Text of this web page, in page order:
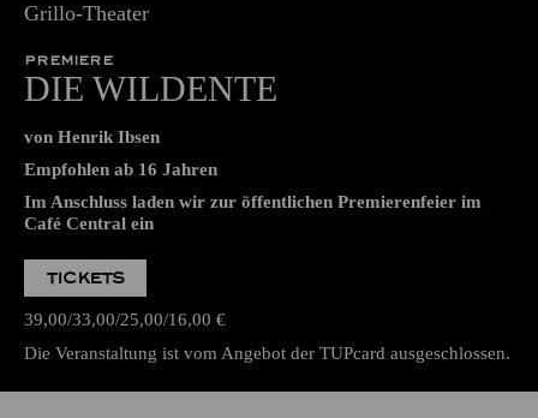
Grillo-Theater
PREMIERE
DIE WILDENTE
von Henrik Ibsen
Empfohlen ab 16 Jahren
Im Anschluss laden wir zur öffentlichen Premierenfeier im
Café Central ein
TICKETS
39,00 33,00 25,00 16,00 €
Die Veranstaltung ist vom Angebot der TUPcard ausgeschlossen.